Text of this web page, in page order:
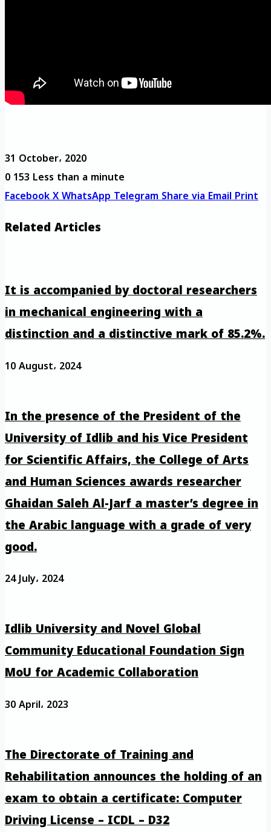
31 October، 2020
0153 Less than a minute
FacebookXWhatsAppTelegramShare via EmailPrint
Related Articles
It is accompanied by doctoral researchers
in mechanical engineering with a
distinction and a distinctive mark of 85.2%.
10 August، 2024
In the presence of the President of the
University of Idlib and his Vice President
for Scientific Affairs, the College of Arts
and Human Sciences awards researcher
Ghaidan Saleh Al-Jarf a master’s degree in
the Arabic language with a grade of very
good.
24 July، 2024
Idlib University and Novel Global
Community Educational Foundation Sign
MoU for Academic Collaboration
30 April، 2023
The Directorate of Training and
Rehabilitation announces the holding of an
exam to obtain a certificate: Computer
Driving License – ICDL – D32